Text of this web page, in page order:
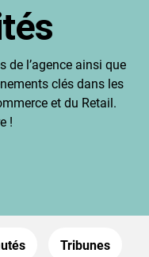
de l’agence ainsi que
clés dans les
et du Retail.
!
Tribunes